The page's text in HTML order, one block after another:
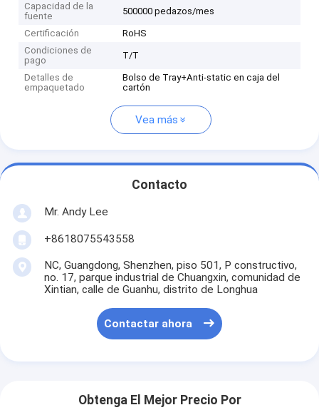
Capacidad de la
fuente
500000 pedazos/mes
Certificación
RoHS
Condiciones de
pago
T/T
Detalles de
empaquetado
Bolso de Tray+Anti-static en caja del
cartón
Vea más
Contacto
Mr. Andy Lee
+8618075543558
NC, Guangdong, Shenzhen, piso 501, P constructivo,
no. 17, parque industrial de Chuangxin, comunidad de
Xintian, calle de Guanhu, distrito de Longhua
Contactar ahora
Obtenga El Mejor Precio Por